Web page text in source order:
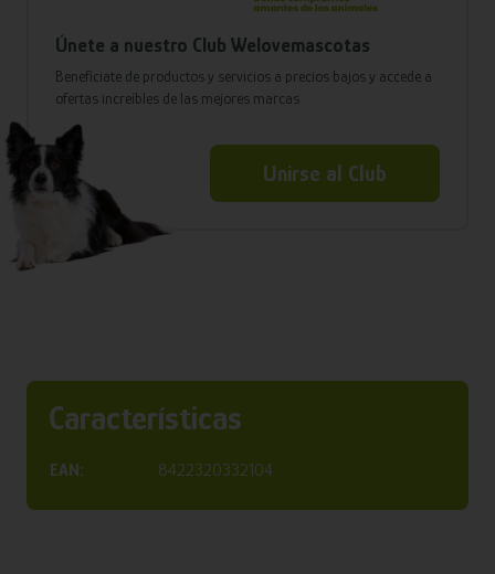
Únete a nuestro Club Welovemascotas
Benefíciate de productos y servicios a precios bajos y accede a
ofertas increíbles de las mejores marcas
Unirse al Club
Características
EAN: 8422320332104